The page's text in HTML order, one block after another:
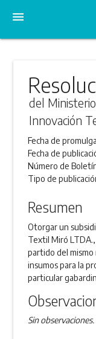
menu
del
Innovación
Fecha de
Fecha de
Número de
Tipo de
Resumen
Otorgar un
Textil Miró
partido del mismo
insumos para la
particular
Sin observaciones.